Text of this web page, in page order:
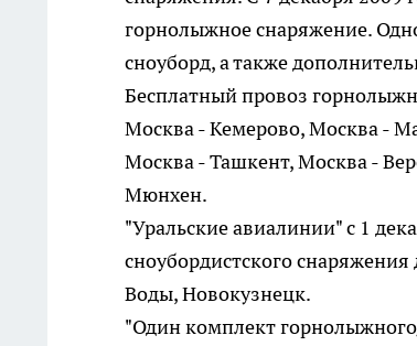
горнолыжное снаряжение.
сноуборд, а также
Бесплатный провоз
Москва - Кемерово, Москва -
Москва - Ташкент, Москва -
Мюнхен.
"Уральские авиалинии" с 1
сноубордистского
Воды, Новокузнецк.
"Один комплект